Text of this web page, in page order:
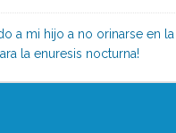
a mi hijo a no orinarse en la
la enuresis nocturna!